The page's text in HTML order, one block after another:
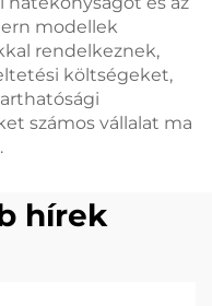
modellek
rendelkeznek,
költségeket,
számos vállalat ma
hírek